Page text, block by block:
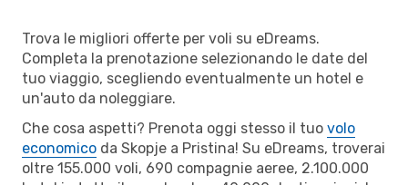
Trova le migliori offerte per voli su eDreams.
Completa la prenotazione selezionando le date del
tuo viaggio, scegliendo eventualmente un hotel e
un'auto da noleggiare.
Che cosa aspetti? Prenota oggi stesso il tuo volo
economico da Skopje a Pristina! Su eDreams, troverai
oltre 155.000 voli, 690 compagnie aeree, 2.100.000